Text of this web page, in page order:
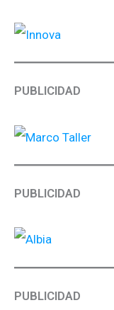
PUBLICIDAD
PUBLICIDAD
PUBLICIDAD